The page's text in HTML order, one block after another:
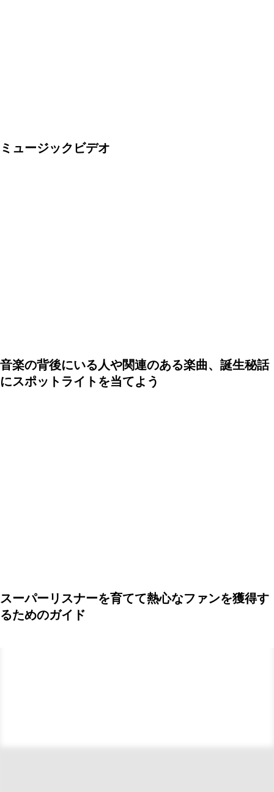
ミュージックビデオ
音楽の背後にいる人や関連のある楽曲、誕生秘話
にスポットライトを当てよう
スーパーリスナーを育てて熱心なファンを獲得す
るためのガイド